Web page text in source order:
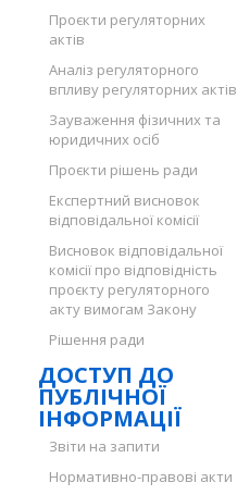
Проєкти регуляторних
актів
Аналіз регуляторного
впливу регуляторних актів
Зауваження фізичних та
юридичних осіб
Проєкти рішень ради
Експертний висновок
відповідальної комісії
Висновок відповідальної
комісії про відповідність
проєкту регуляторного
акту вимогам Закону
Рішення ради
ДОСТУП ДО
ПУБЛІЧНОЇ
ІНФОРМАЦІЇ
Звіти на запити
Нормативно-правові акти